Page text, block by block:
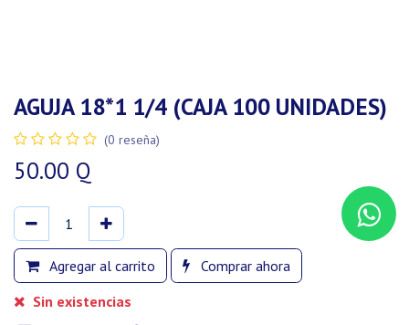
AGUJA 18*1 1/4 (CAJA 100 UNIDADES)
(0 reseña)
50.00 Q
Agregar al carrito
Comprar ahora
Sin existencias